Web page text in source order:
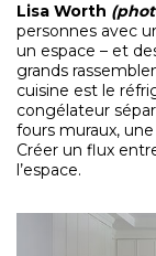
Lisa Worth
personnes avec
un espace – et
grands
cuisine est le
congélateur
fours muraux,
Créer un flux
l’espace.